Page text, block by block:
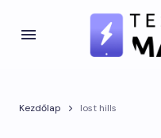
Kezdőlap lost hills